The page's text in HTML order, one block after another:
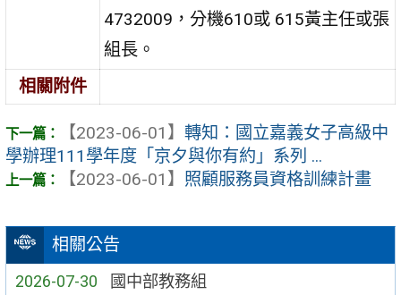
相關公告
2026-07-30 國中部教務組
4732009，分機610或 615黃主任或張
組長。
相關附件
【2023-06-01】 轉知：國立嘉義女子高級中
學辦理111學年度「京夕與你有約」系列 ...
【2023-06-01】 照顧服務員資格訓練計畫